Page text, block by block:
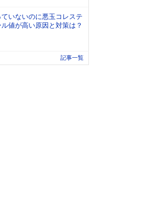
ていないのに悪玉コレステ
ル値が高い原因と対策は？
記事一覧